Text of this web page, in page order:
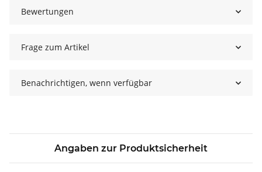
Bewertungen
Frage zum Artikel
Benachrichtigen, wenn verfügbar
Angaben zur Produktsicherheit